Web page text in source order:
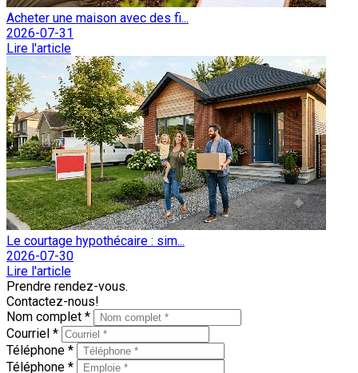
Acheter une maison avec des fi...
2026-07-31
Lire l'article
Le courtage hypothécaire : sim...
2026-07-30
Lire l'article
Prendre rendez-vous.
Contactez-nous!
Nom complet *
Courriel *
Téléphone *
Téléphone *